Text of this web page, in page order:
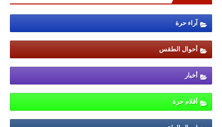
آراء حرة
أحوال الطقس
أخبار
أقلام حرة